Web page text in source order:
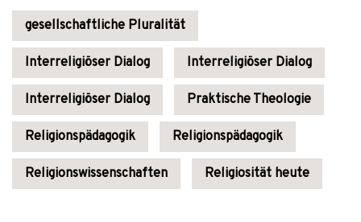
gesellschaftliche Pluralität
Interreligiöser Dialog Interreligiöser Dialog
Interreligiöser Dialog Praktische Theologie
Religionspädagogik Religionspädagogik
Religionswissenschaften Religiosität heute